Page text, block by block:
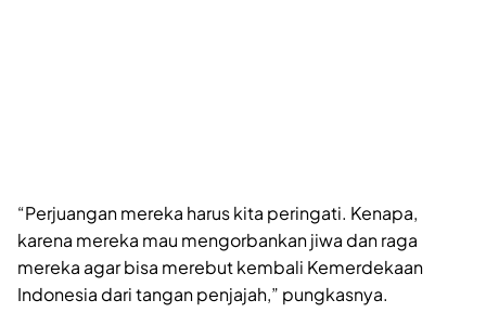
“Perjuangan mereka harus kita peringati. Kenapa,
karena mereka mau mengorbankan jiwa dan raga
mereka agar bisa merebut kembali Kemerdekaan
Indonesia dari tangan penjajah,” pungkasnya.